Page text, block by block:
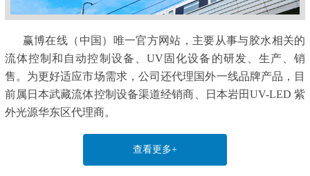
赢博在线（中国）唯一官方网站，主要从事与胶水相关的
流体控制和自动控制设备、UV固化设备的研发、生产、销
售。为更好适应市场需求，公司还代理国外一线品牌产品，目
前属日本武藏流体控制设备渠道经销商、日本岩田UV-LED 紫
外光源华东区代理商。
查看更多+